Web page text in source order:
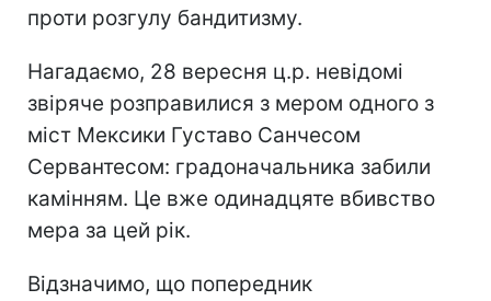
проти розгулу бандитизму.
Нагадаємо, 28 вересня ц.р. невідомі
звіряче розправилися з мером одного з
міст Мексики Густаво Санчесом
Сервантесом: градоначальника забили
камінням. Це вже одинадцяте вбивство
мера за цей рік.
Відзначимо, що попередник